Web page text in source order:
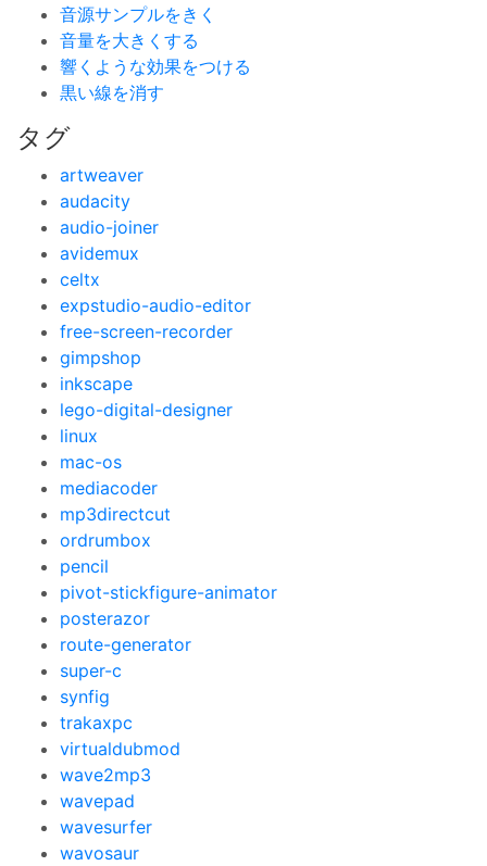
音源サンプルをきく
音量を大きくする
響くような効果をつける
黒い線を消す
タグ
artweaver
audacity
audio-joiner
avidemux
celtx
expstudio-audio-editor
free-screen-recorder
gimpshop
inkscape
lego-digital-designer
linux
mac-os
mediacoder
mp3directcut
ordrumbox
pencil
pivot-stickfigure-animator
posterazor
route-generator
super-c
synfig
trakaxpc
virtualdubmod
wave2mp3
wavepad
wavesurfer
wavosaur